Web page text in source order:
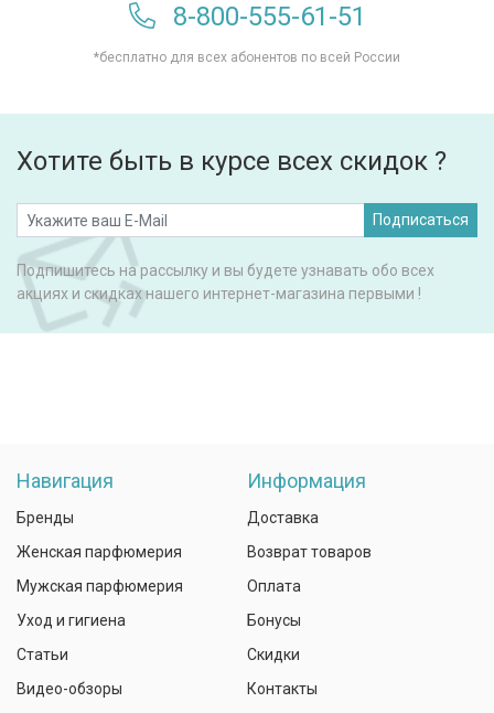
8-800-555-61-51
*бесплатно для всех абонентов по всей России
Хотите быть в курсе всех скидок ?
Подписаться
Подпишитесь на рассылку и вы будете узнавать обо всех
акциях и скидках нашего интернет-магазина первыми !
Навигация
Бренды
Женская парфюмерия
Мужская парфюмерия
Уход и гигиена
Статьи
Видео-обзоры
Информация
Доставка
Возврат товаров
Оплата
Бонусы
Скидки
Контакты